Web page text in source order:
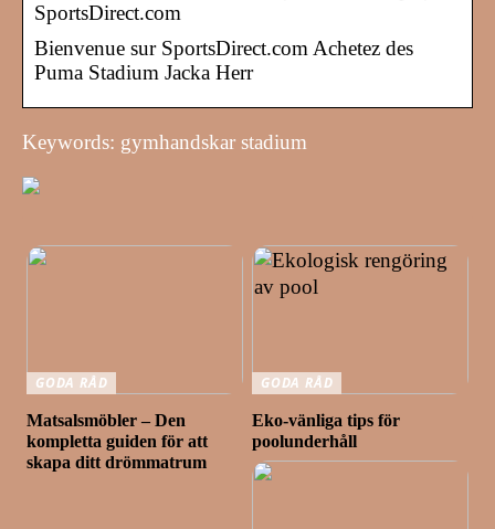
SportsDirect.com
Bienvenue sur SportsDirect.com Achetez des
Puma Stadium Jacka Herr
Keywords: gymhandskar stadium
GODA RÅD
Matsalsmöbler – Den
kompletta guiden för att
skapa ditt drömmatrum
GODA RÅD
Eko-vänliga tips för
poolunderhåll